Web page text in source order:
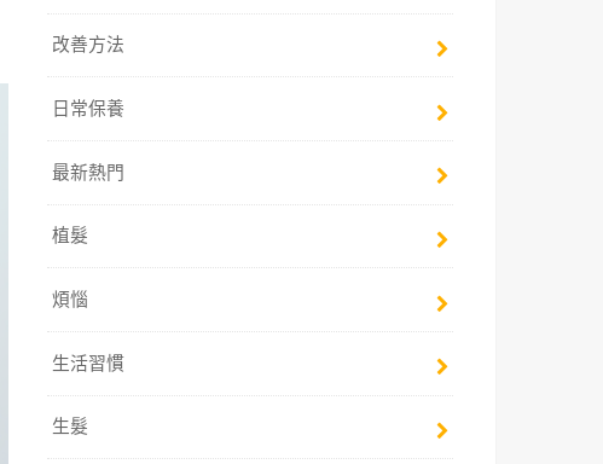
改善方法
日常保養
最新熱門
植髮
煩惱
生活習慣
生髮